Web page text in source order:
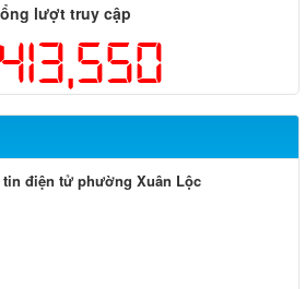
lượt truy cập
điện tử phường Xuân Lộc